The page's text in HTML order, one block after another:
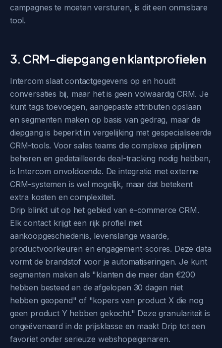
campagnes te moeten versturen, is dit een onmisbare
tool.
3. CRM-diepgang en klantprofielen
Intercom slaat contactgegevens op en houdt
conversaties bij, maar het is geen volwaardig CRM. Je
kunt tags toevoegen, aangepaste attributen opslaan
en segmenten maken op basis van gedrag, maar de
diepgang is beperkt in vergelijking met gespecialiseerde
CRM-tools. Voor sales teams die complexe pijplijnen
beheren en gedetailleerde deal-tracking nodig hebben,
is Intercom onvoldoende. De integratie met externe
CRM-systemen is wel mogelijk, maar dat betekent
extra kosten en complexiteit.
Drip blinkt uit op het gebied van e-commerce CRM.
Elk contact krijgt een rijk profiel met
aankoopgeschiedenis, levenslange waarde,
productvoorkeuren en engagement-scores. Deze data
vormt de brandstof voor je automatiseringen. Je kunt
segmenten maken als "klanten die meer dan €200
hebben besteed en de afgelopen 30 dagen niet
hebben geopend" of "kopers van product X die nog
geen product Y hebben gekocht." Deze granulariteit is
ongeëvenaard in de prijsklasse en maakt Drip tot een
favoriet onder serieuze webshopeigenaren.